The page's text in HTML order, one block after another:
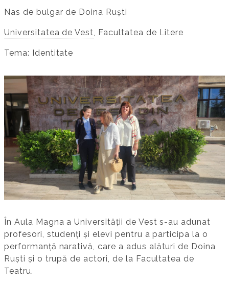
Nas de bulgar de Doina Ruști
Universitatea de Vest, Facultatea de Litere
Tema: Identitate
În Aula Magna a Universității de Vest s-au adunat
profesori, studenți și elevi pentru a participa la o
performanță narativă, care a adus alături de Doina
Ruști și o trupă de actori, de la Facultatea de
Teatru.